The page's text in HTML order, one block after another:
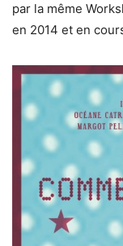
par la même
en 2014 et en